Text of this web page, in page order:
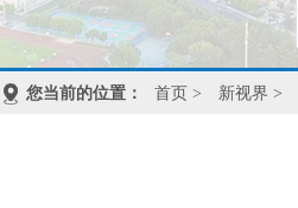
您当前的位置： 首页 > 新视界 >